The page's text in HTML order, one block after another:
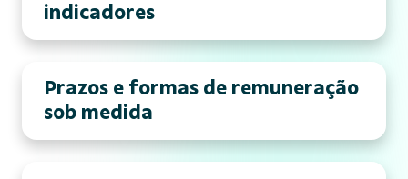
indicadores
Prazos e formas de remuneração
sob medida